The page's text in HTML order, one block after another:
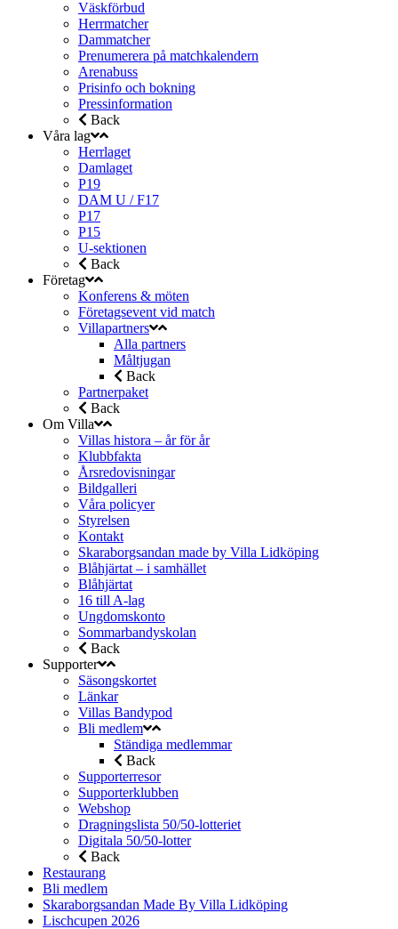
Väskförbud
Herrmatcher
Dammatcher
Prenumerera på matchkalendern
Arenabuss
Prisinfo och bokning
Pressinformation
Back
Våra lag
Herrlaget
Damlaget
P19
DAM U / F17
P17
P15
U-sektionen
Back
Företag
Konferens & möten
Företagsevent vid match
Villapartners
Alla partners
Måltjugan
Back
Partnerpaket
Back
Om Villa
Villas histora – år för år
Klubbfakta
Årsredovisningar
Bildgalleri
Våra policyer
Styrelsen
Kontakt
Skaraborgsandan made by Villa Lidköping
Blåhjärtat – i samhället
Blåhjärtat
16 till A-lag
Ungdomskonto
Sommarbandyskolan
Back
Supporter
Säsongskortet
Länkar
Villas Bandypod
Bli medlem
Ständiga medlemmar
Back
Supporterresor
Supporterklubben
Webshop
Dragningslista 50/50-lotteriet
Digitala 50/50-lotter
Back
Restaurang
Bli medlem
Skaraborgsandan Made By Villa Lidköping
Lischcupen 2026